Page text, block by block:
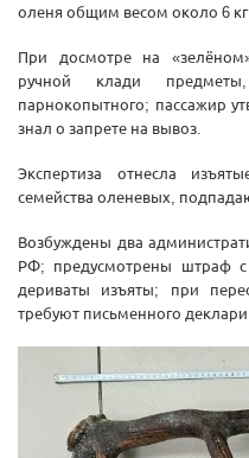
оленя общим весом около 6 кг.
При досмотре на
ручной клади
парнокопытного; пассажир
знал о запрете на вывоз.
Экспертиза отнесла
семейства оленевых,
Возбуждены два
РФ; предусмотрены штраф
дериваты изъяты; при
требуют письменного